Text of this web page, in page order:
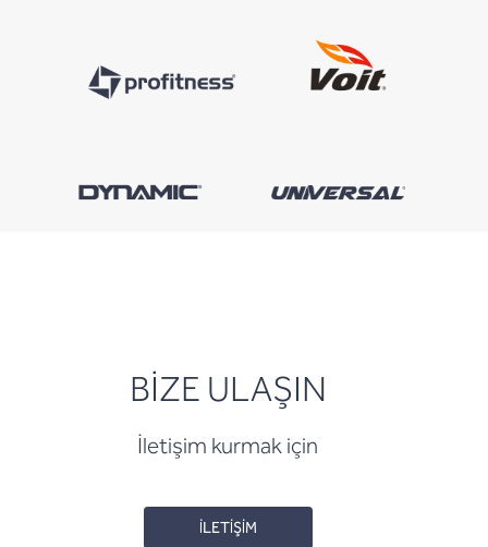
BİZE ULAŞIN
İletişim kurmak için
İLETİŞİM